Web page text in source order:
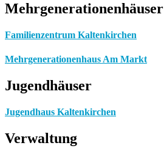
Mehrgenerationenhäuser
Familienzentrum Kaltenkirchen
Mehrgenerationenhaus Am Markt
Jugendhäuser
Jugendhaus Kaltenkirchen
Verwaltung